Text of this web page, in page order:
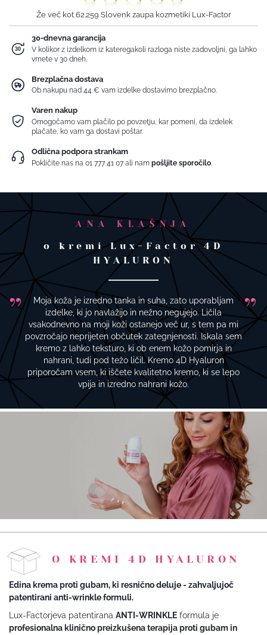
Že več kot 62.259 Slovenk zaupa kozmetiki Lux-Factor
30-dnevna garancija
V kolikor z izdelkom iz kateregakoli razloga niste zadovoljni, ga lahko
vrnete v 30 dneh.
Brezplačna dostava
Ob nakupu nad 44 € vam izdelke dostavimo brezplačno.
Varen nakup
Omogočamo vam plačilo po povzetju, kar pomeni, da izdelek
plačate, ko vam ga dostavi poštar.
Odlična podpora strankam
Pokličite nas na01 777 41 07 ali nampošljite sporočilo
ANA KLAŠNJA
o kremi Lux-Factor 4D
HYALURON
Moja koža je izredno tanka in suha, zato uporabljam
izdelke, ki jo navlažijo in nežno negujejo. Ličila
vsakodnevno na moji koži ostanejo več ur, s tem pa mi
povzročajo neprijeten občutek zategnjenosti. Iskala sem
kremo z lahko teksturo, ki ob enem kožo pomirja in
nahrani, tudi pod težo ličil. Kremo 4D Hyaluron
priporočam vsem, ki iščete kvalitetno kremo, ki se lepo
vpija in izredno nahrani kožo.
O KREMI 4D HYALURON
Edina krema proti gubam, ki resnično deluje - zahvaljujoč
patentirani anti-wrinkle formuli.
Lux-Factorjeva patentirana ANTI-WRINKLE formula je
profesionalna klinično preizkušena terapija proti gubam in